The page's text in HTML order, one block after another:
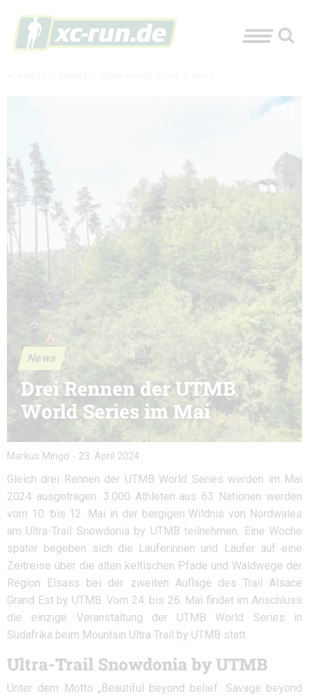
News
Drei Rennen der UTMB
World Series im Mai
Markus Mingo - 23. April 2024
Gleich drei Rennen der UTMB World Series werden im Mai
2024 ausgetragen. 3.000 Athleten aus 63 Nationen werden
vom 10. bis 12. Mai in der bergigen Wildnis von Nordwales
am Ultra-Trail Snowdonia by UTMB teilnehmen. Eine Woche
später begeben sich die Läuferinnen und Läufer auf eine
Zeitreise über die alten keltischen Pfade und Waldwege der
Region Elsass bei der zweiten Auflage des Trail Alsace
Grand Est by UTMB. Vom 24. bis 26. Mai findet im Anschluss
die einzige Veranstaltung der UTMB World Series in
Südafrika beim Mountain Ultra Trail by UTMB statt.
Ultra-Trail Snowdonia by UTMB
Unter dem Motto „Beautiful beyond belief. Savage beyond